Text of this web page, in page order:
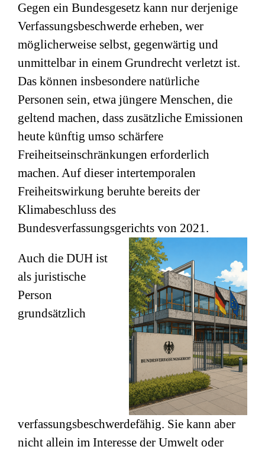
Gegen ein Bundesgesetz kann nur derjenige
Verfassungsbeschwerde erheben, wer
möglicherweise selbst, gegenwärtig und
unmittelbar in einem Grundrecht verletzt ist.
Das können insbesondere natürliche
Personen sein, etwa jüngere Menschen, die
geltend machen, dass zusätzliche Emissionen
heute künftig umso schärfere
Freiheitseinschränkungen erforderlich
machen. Auf dieser intertemporalen
Freiheitswirkung beruhte bereits der
Klimabeschluss des
Bundesverfassungsgerichts von 2021.
Auch die DUH ist
als juristische
Person
grundsätzlich
verfassungsbeschwerdefähig. Sie kann aber
nicht allein im Interesse der Umwelt oder